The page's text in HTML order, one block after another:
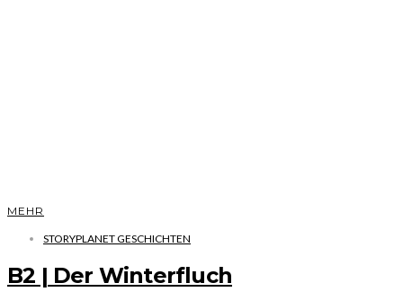
MEHR
STORYPLANET GESCHICHTEN
B2 | Der Winterfluch